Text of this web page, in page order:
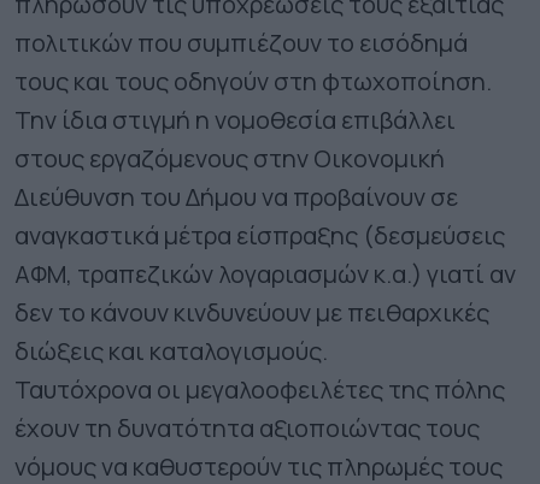
πολιτικών που συμπιέζουν το εισόδημά
τους και τους οδηγούν στη φτωχοποίηση. ​
Την ίδια στιγμή η νομοθεσία επιβάλλει
στους εργαζόμενους στην Οικονομική
Διεύθυνση του Δήμου να προβαίνουν σε
αναγκαστικά μέτρα είσπραξης (δεσμεύσεις
ΑΦΜ, τραπεζικών λογαριασμών κ.α.) γιατί αν
δεν το κάνουν κινδυνεύουν με πειθαρχικές
διώξεις και καταλογισμούς.
​Ταυτόχρονα οι μεγαλοοφειλέτες της πόλης
έχουν τη δυνατότητα αξιοποιώντας τους
νόμους να καθυστερούν τις πληρωμές τους